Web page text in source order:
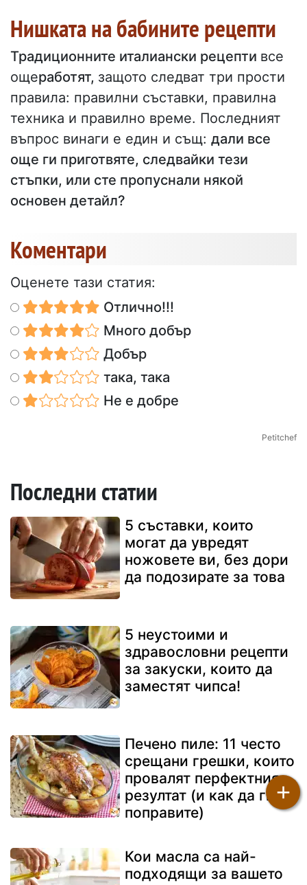
Нишката на бабините рецепти
Традиционните италиански рецепти все
ощеработят, защото следват три прости
правила: правилни съставки, правилна
техника и правилно време. Последният
въпрос винаги е един и същ: дали все
още ги приготвяте, следвайки тези
стъпки, или сте пропуснали някой
основен детайл?
Коментари
Оценете тази статия:
Отлично!!!
Много добър
Добър
така, така
Не е добре
Petitchef
Последни статии
5 съставки, които
могат да увредят
ножовете ви, без дори
да подозирате за това
5 неустоими и
здравословни рецепти
за закуски, които да
заместят чипса!
Печено пиле: 11 често
срещани грешки, които
провалят перфектния
резултат (и как да ги
поправите)
Кои масла са най-
подходящи за вашето
+